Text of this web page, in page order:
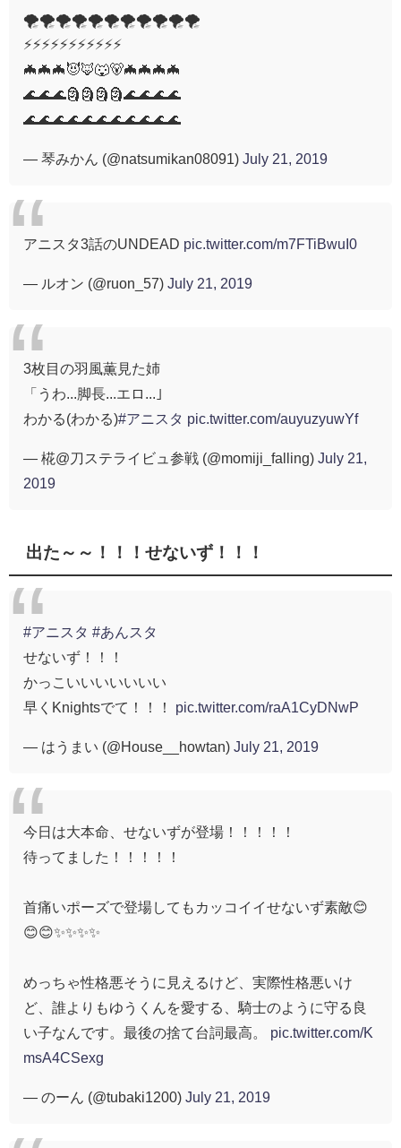
🌪🌪🌪🌪🌪🌪🌪🌪🌪🌪🌪
⚡️⚡️⚡️⚡️⚡️⚡️⚡️⚡️⚡️⚡️⚡️
🦇🦇🦇😈🦊🐺🐻🦇🦇🦇🦇
🌊🌊🌊🗿🗿🗿🗿🌊🌊🌊🌊
🌊🌊🌊🌊🌊🌊🌊🌊🌊🌊🌊
— 琴みかん (@natsumikan08091) July 21, 2019
アニスタ3話のUNDEAD pic.twitter.com/m7FTiBwuI0
— ルオン (@ruon_57) July 21, 2019
3枚目の羽風薫見た姉
「うわ...脚長...エロ...｣
わかる(わかる)#アニスタ pic.twitter.com/auyuzyuwYf
— 椛@刀ステライビュ参戦 (@momiji_falling) July 21,
2019
出た～～！！！せないず！！！
#アニスタ #あんスタ
せないず！！！
かっこいいいいいいい
早くKnightsでて！！！ pic.twitter.com/raA1CyDNwP
— はうまい (@House__howtan) July 21, 2019
今日は大本命、せないずが登場！！！！！
待ってました！！！！！
首痛いポーズで登場してもカッコイイせないず素敵😊
😊😊✨✨✨✨
めっちゃ性格悪そうに見えるけど、実際性格悪いけ
ど、誰よりもゆうくんを愛する、騎士のように守る良
い子なんです。最後の捨て台詞最高。 pic.twitter.com/K
msA4CSexg
— のーん (@tubaki1200) July 21, 2019